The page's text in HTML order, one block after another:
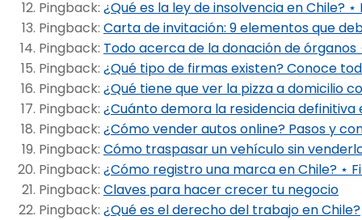
Pingback: ¿Qué es la ley de insolvencia en Chile?
Pingback: Carta de invitación: 9 elementos que
Pingback: Todo acerca de la donación de órganos
Pingback: ¿Qué tipo de firmas existen? Conoce
Pingback: ¿Qué tiene que ver la pizza a domicilio
Pingback: ¿Cuánto demora la residencia definitiva
Pingback: ¿Cómo vender autos online? Pasos y
Pingback: Cómo traspasar un vehículo sin
Pingback: ¿Cómo registro una marca en Chile? ⋆
Pingback: Claves para hacer crecer tu negocio
Pingback: ¿Qué es el derecho del trabajo en Chile?